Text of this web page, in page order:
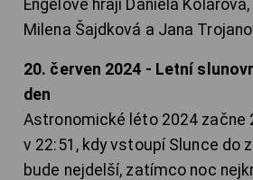
Engelové hrají Daniela Kolářová,
Milena Šajdková a Jana
20. červen 2024 - Letní
den
Astronomické léto 2024 začne
v 22:51, kdy vstoupí Slunce do
bude nejdelší, zatímco noc